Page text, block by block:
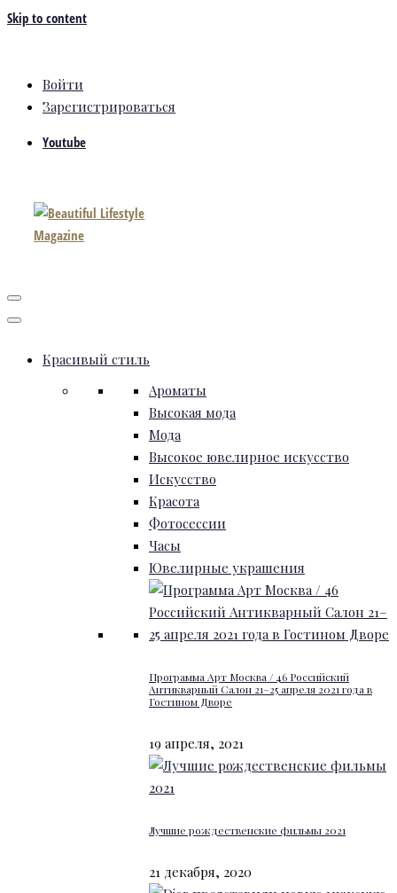
Skip to content
Войти
Зарегистрироваться
Youtube
Красивый стиль
Ароматы
Высокая мода
Мода
Высокое ювелирное искусство
Искусство
Красота
Фотосессии
Часы
Ювелирные украшения
Программа Арт Москва / 46 Российский
Антикварный Салон 21–25 апреля 2021 года в
Гостином Дворе
19 апреля, 2021
Лучшие рождественские фильмы 2021
21 декабря, 2020